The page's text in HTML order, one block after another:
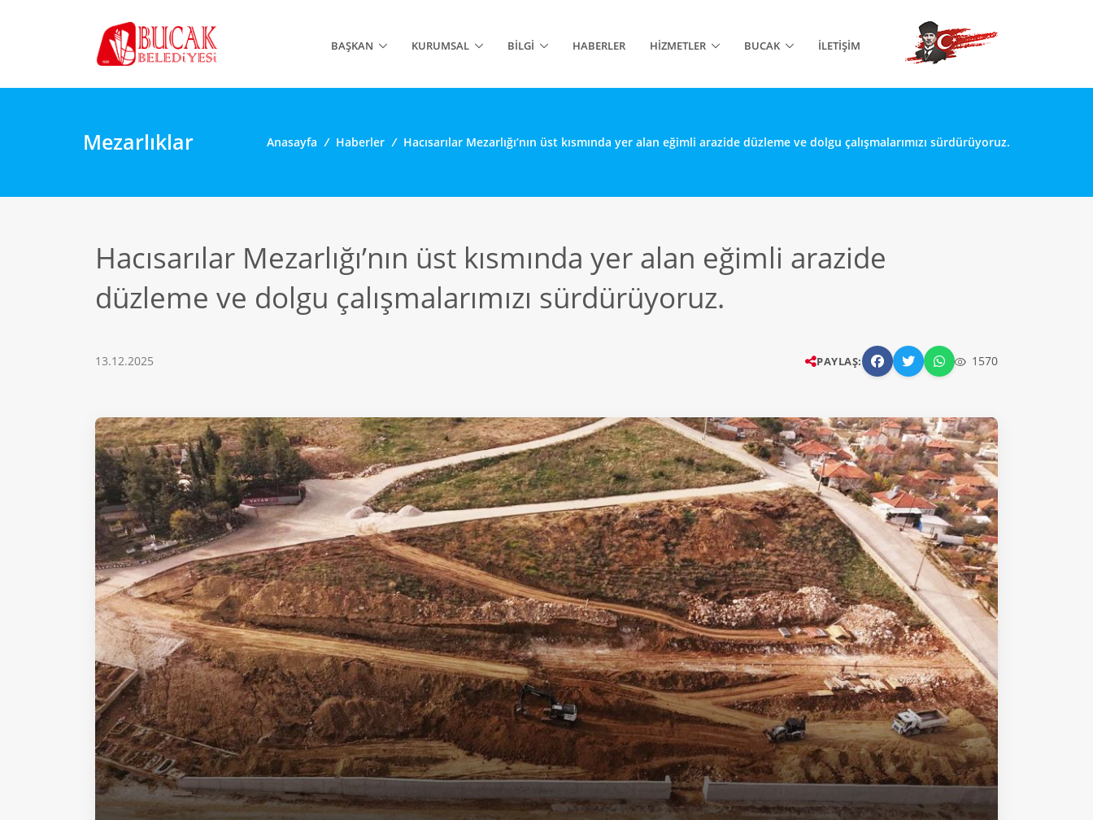
BAŞKAN KURUMSAL BILGI HABERLER HIZMETLER BUCAK İLETIŞIM
Mezarlıklar Anasayfa / Haberler / Hacısarılar Mezarlığı’nın üst kısmında yer alan eğimli arazide düzleme ve dolgu çalışmalarımızı sürdürüyoruz.
Hacısarılar Mezarlığı’nın üst kısmında yer alan eğimli arazide
düzleme ve dolgu çalışmalarımızı sürdürüyoruz.
13.12.2025 PAYLAŞ: 1570